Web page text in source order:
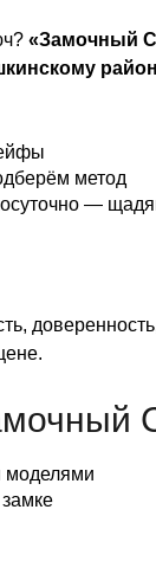
«Замочный
метод
—
моделями